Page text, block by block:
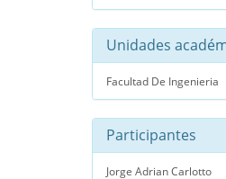
Unidades
Facultad De Ingenieria
Participantes
Jorge Adrian Carlotto